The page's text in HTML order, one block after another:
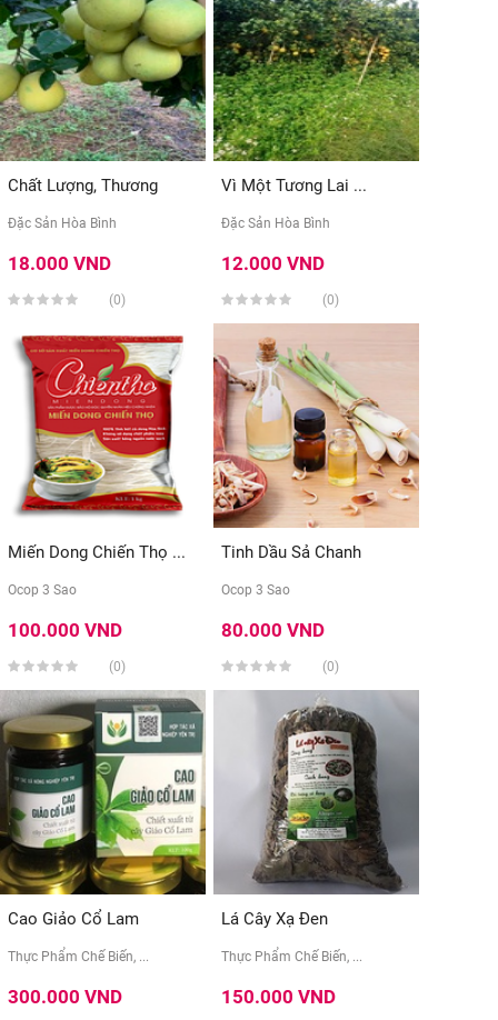
Chất Lượng, Thương
Hiệu, ...
Đặc Sản Hòa Bình
18.000 VND
(0)
Vì Một Tương Lai ...
Đặc Sản Hòa Bình
12.000 VND
(0)
Miến Dong Chiến Thọ ...
Ocop 3 Sao
100.000 VND
(0)
Tinh Dầu Sả Chanh
Ocop 3 Sao
80.000 VND
(0)
Cao Giảo Cổ Lam
Thực Phẩm Chế Biến, ...
300.000 VND
Lá Cây Xạ Đen
Thực Phẩm Chế Biến, ...
150.000 VND